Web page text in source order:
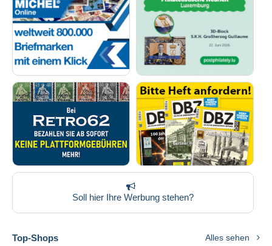
Soll hier Ihre Werbung stehen?
Top-Shops Alles sehen